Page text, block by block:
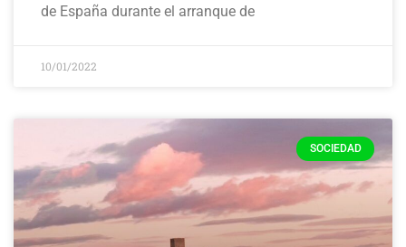
de España durante el arranque de
10/01/2022
SOCIEDAD